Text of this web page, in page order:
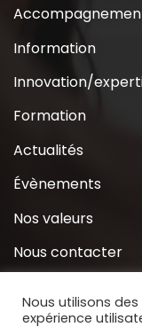
Information
Innovation/
Formation
Actualités
Évènements
Nos valeurs
Nous contacter
S’inscrire à la
Nous utilisons
expérience